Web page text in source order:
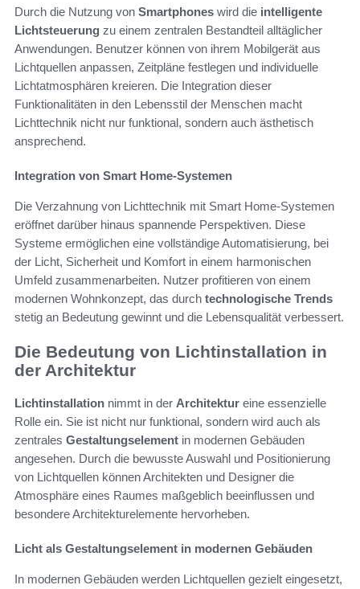
Durch die Nutzung von Smartphones wird die intelligente
Lichtsteuerung zu einem zentralen Bestandteil alltäglicher
Anwendungen. Benutzer können von ihrem Mobilgerät aus
Lichtquellen anpassen, Zeitpläne festlegen und individuelle
Lichtatmosphären kreieren. Die Integration dieser
Funktionalitäten in den Lebensstil der Menschen macht
Lichttechnik nicht nur funktional, sondern auch ästhetisch
ansprechend.
Integration von Smart Home-Systemen
Die Verzahnung von Lichttechnik mit Smart Home-Systemen
eröffnet darüber hinaus spannende Perspektiven. Diese
Systeme ermöglichen eine vollständige Automatisierung, bei
der Licht, Sicherheit und Komfort in einem harmonischen
Umfeld zusammenarbeiten. Nutzer profitieren von einem
modernen Wohnkonzept, das durch technologische Trends
stetig an Bedeutung gewinnt und die Lebensqualität verbessert.
Die Bedeutung von Lichtinstallation in
der Architektur
Lichtinstallation nimmt in der Architektur eine essenzielle
Rolle ein. Sie ist nicht nur funktional, sondern wird auch als
zentrales Gestaltungselement in modernen Gebäuden
angesehen. Durch die bewusste Auswahl und Positionierung
von Lichtquellen können Architekten und Designer die
Atmosphäre eines Raumes maßgeblich beeinflussen und
besondere Architekturelemente hervorheben.
Licht als Gestaltungselement in modernen Gebäuden
In modernen Gebäuden werden Lichtquellen gezielt eingesetzt,